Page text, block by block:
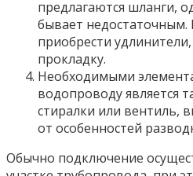
предлагаются шланги,
бывает недостаточным.
приобрести
прокладку.
Необходимыми
водопроводу является
стиралки или вентиль,
от особенностей
Обычно подключение